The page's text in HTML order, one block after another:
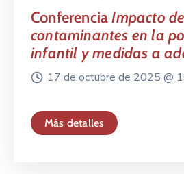
ConferenciaImpacto
contaminantes en la
infantil y medidas a
17 de octubre de 2025 @
Más detalles